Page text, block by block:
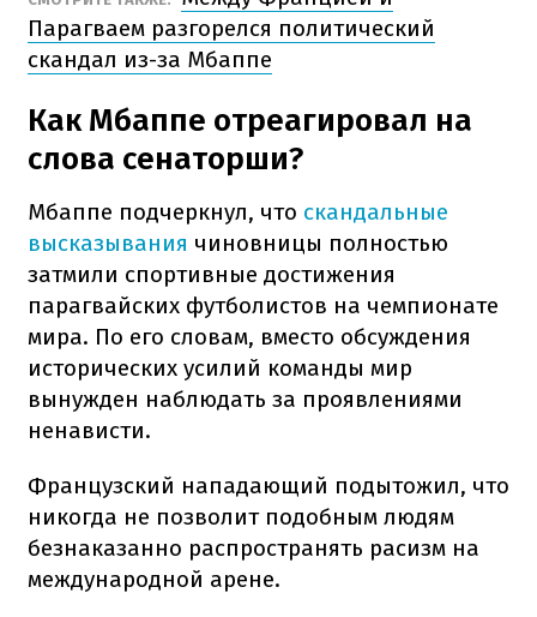
Парагваем разгорелся политический
скандал из-за Мбаппе
Как Мбаппе отреагировал на
слова сенаторши?
Мбаппе подчеркнул, что скандальные
высказывания чиновницы полностью
затмили спортивные достижения
парагвайских футболистов на чемпионате
мира. По его словам, вместо обсуждения
исторических усилий команды мир
вынужден наблюдать за проявлениями
ненависти.
Французский нападающий подытожил, что
никогда не позволит подобным людям
безнаказанно распространять расизм на
международной арене.